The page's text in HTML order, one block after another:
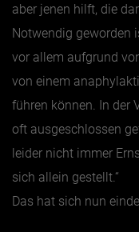
aber jenen hilft, die
Notwendig geworden
vor allem aufgrund
von einem
führen können. In der
oft ausgeschlossen
leider nicht immer
sich allein gestellt.“
Das hat sich nun